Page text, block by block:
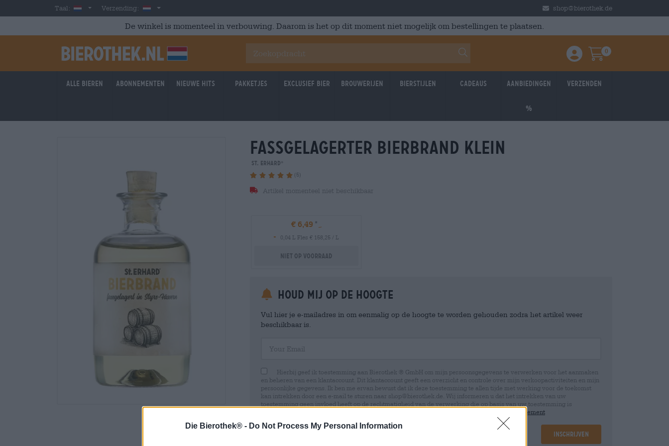
Die Bierothek® - Do Not Process My Personal Information
Skip to main content
Taal: DutchVerzending: Nederland shop@bierothek.de
De winkel is momenteel in verbouwing. Daarom is het op dit moment niet mogelijk om bestellingen te plaatsen.
Einloggen / Anmelden
Warenkorb
0
Alle bieren Abonnementen Nieuwe hits Pakketjes Exclusief Bier Brouwerijen Bierstijlen Cadeaus Aanbiedingen
%
Verzenden
fassgelagerter bierbrand klein
St. ERHARD
(5)
Artikel momenteel niet beschikbaar
€ 6,49
-
0,04 L Fles € 158,25 / L
Niet op voorraad
Houd mij op de hoogte
Vul hier je e-mailadres in om eenmalig op de hoogte te worden gehouden zodra het artikel weer
beschikbaar is.
Hierbij geef ik toestemming aan Bierothek ® GmbH om mijn persoonsgegevens te verwerken voor het aanmaken
en beheren van een klantaccount. Dit klantaccount geeft een overzicht en controle over mijn verkoopactiviteiten en mijn
persoonlijke gegevens. Ik ben me ervan bewust dat ik deze toestemming te allen tijde met werking voor de toekomst
kan intrekken door een e-mail te sturen naar shop@bierothek.de. Wij informeren u dat het intrekken van uw
toestemming geen invloed heeft op de rechtmatigheid van de verwerking die op basis van uw toestemming is
data protection statement
Inschrijven